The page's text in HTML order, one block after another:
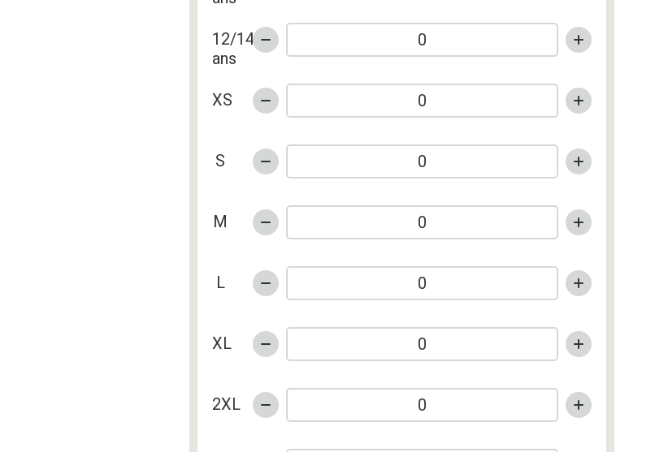
12/14
ans
XS
S
M
L
XL
2XL